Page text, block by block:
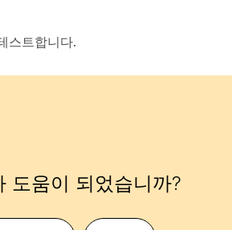
스트합니다.
도움이 되었습니까?